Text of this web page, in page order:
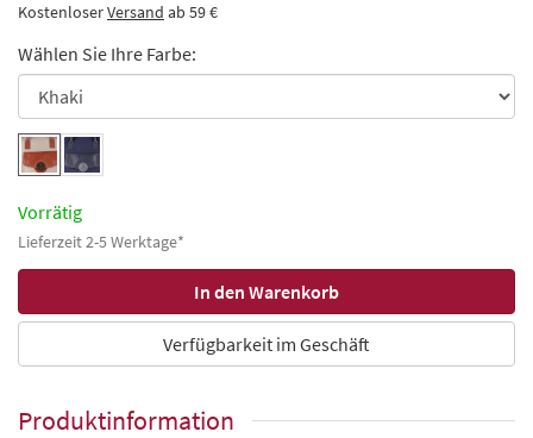
KostenloserVersand ab 59 €
Wählen Sie Ihre Farbe:
Vorrätig
Lieferzeit 2-5 Werktage*
Verfügbarkeit im Geschäft
Produktinformation